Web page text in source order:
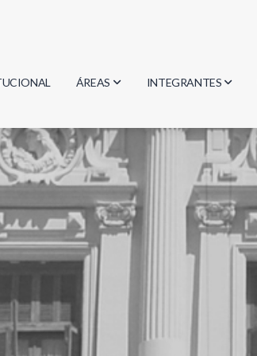
ÁREAS
Biología
Física
Geociencias
Informática
Matemática
Química
INTEGRANTES
Investigadores
Estudiantes
Egresados